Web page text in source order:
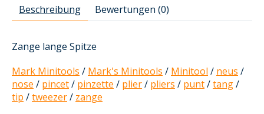
Beschreibung Bewertungen (0)
Zange lange Spitze
Mark Minitools / Mark's Minitools / Minitool / neus /
nose / pincet/ pinzette / plier/ pliers / punt/tang/
tip /tweezer/ zange